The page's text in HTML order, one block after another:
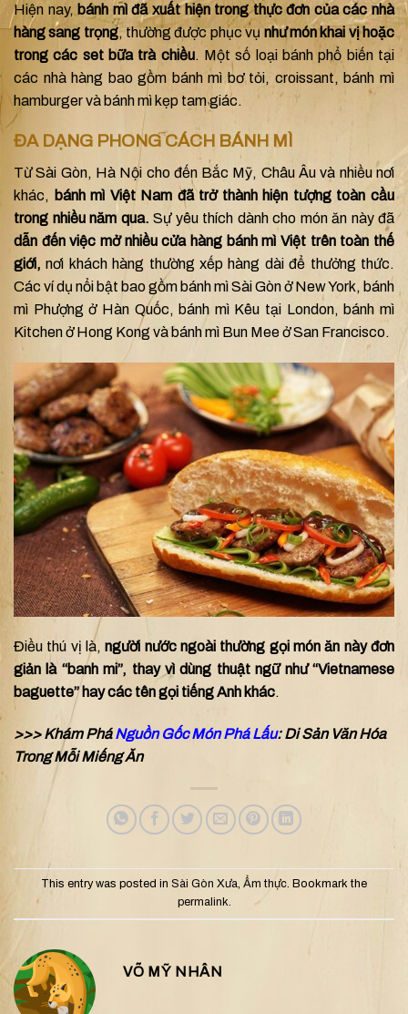
Hiện nay, bánh mì đã xuất hiện trong thực đơn của các nhà
hàng sang trọng, thường được phục vụ như món khai vị hoặc
trong các set bữa trà chiều. Một số loại bánh phổ biến tại
các nhà hàng bao gồm bánh mì bơ tỏi, croissant, bánh mì
hamburger và bánh mì kẹp tam giác.
ĐA DẠNG PHONG CÁCH BÁNH MÌ
Từ Sài Gòn, Hà Nội cho đến Bắc Mỹ, Châu Âu và nhiều nơi
khác, bánh mì Việt Nam đã trở thành hiện tượng toàn cầu
trong nhiều năm qua. Sự yêu thích dành cho món ăn này đã
dẫn đến việc mở nhiều cửa hàng bánh mì Việt trên toàn thế
giới, nơi khách hàng thường xếp hàng dài để thưởng thức.
Các ví dụ nổi bật bao gồm bánh mì Sài Gòn ở New York, bánh
mì Phượng ở Hàn Quốc, bánh mì Kêu tại London, bánh mì
Kitchen ở Hong Kong và bánh mì Bun Mee ở San Francisco.
Điều thú vị là,người nước ngoài thường gọi món ăn này đơn
giản là “banh mi”, thay vì dùng thuật ngữ như “Vietnamese
baguette” hay các tên gọi tiếng Anh khác.
>>> Khám PháNguồn Gốc Món Phá Lấu: Di Sản Văn Hóa
Trong Mỗi Miếng Ăn
This entry was posted in Sài Gòn Xưa, Ẩm thực. Bookmark the
permalink.
VÕ MỸ NHÂN